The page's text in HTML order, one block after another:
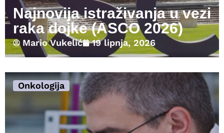
Najnovija istraživanja u vezi
raka dojke (ASCO 2026)
Mario Vukelić 19 lipnja, 2026
Onkologija